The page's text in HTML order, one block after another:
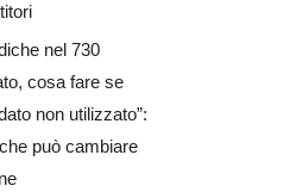
nel 730
cosa fare se
non utilizzato”:
può cambiare